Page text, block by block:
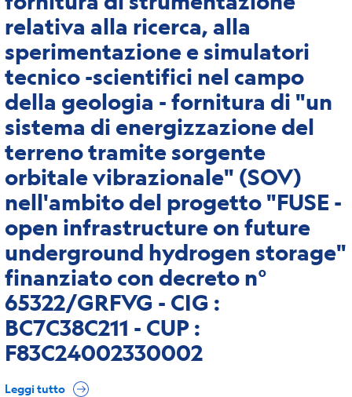
relativa alla ricerca, alla
sperimentazione e simulatori
tecnico -scientifici nel campo
della geologia - fornitura di "un
sistema di energizzazione del
terreno tramite sorgente
orbitale vibrazionale" (SOV)
nell'ambito del progetto "FUSE -
open infrastructure on future
underground hydrogen storage"
finanziato con decreto n°
65322/GRFVG - CIG :
BC7C38C211 - CUP :
F83C24002330002
Leggi tutto